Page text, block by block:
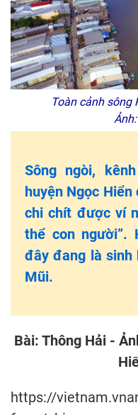
Toàn cảnh sông
Sông ngòi,
huyện Ngọc
chi chít được ví
thể con người”.
đây đang là sinh
Mũi.
Bài: Thông Hải -
https://